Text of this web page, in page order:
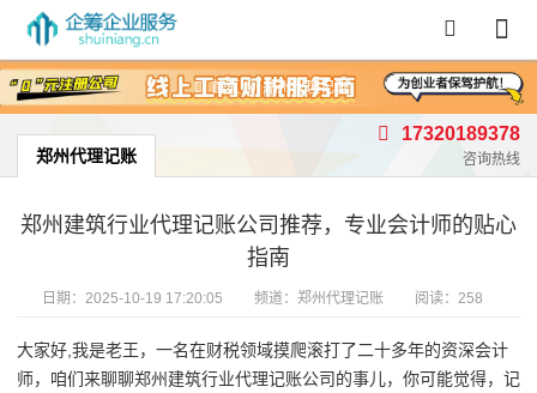
首页 / 郑州代理记账
郑州代理记账
17320189378
咨询热线
郑州建筑行业代理记账公司推荐，专业会计师的贴心
指南
日期： 2025-10-19 17:20:05 频道： 郑州代理记账 阅读：258
大家好,我是老王，一名在财税领域摸爬滚打了二十多年的资深会计
师，咱们来聊聊郑州建筑行业代理记账公司的事儿，你可能觉得，记